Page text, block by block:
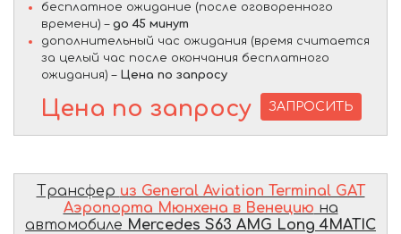
бесплатное ожидание (после оговоренного
времени) – до 45 минут
дополнительный час ожидания (время считается
за целый час после окончания бесплатного
ожидания) – Цена по запросу
Цена по запросу ЗАПРОСИТЬ
Трансфер из General Aviation Terminal GAT
Аэропорта Мюнхена в Венецию на
автомобиле Mercedes S63 AMG Long 4MATIC